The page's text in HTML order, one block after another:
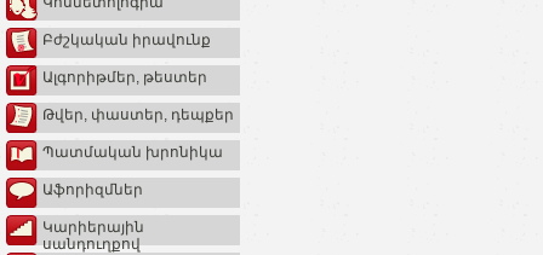
Բժշկական իրավունք
Ալգորիթմեր, թեստեր
Թվեր, փաստեր, դեպքեր
Պատմական խրոնիկա
Աֆորիզմներ
Կարիերային
սանդուղքով